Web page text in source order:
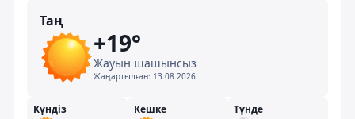
Таң
+19°
Жауын шашынсыз
Жаңартылған: 13.08.2026
Күндіз Кешке Түнде